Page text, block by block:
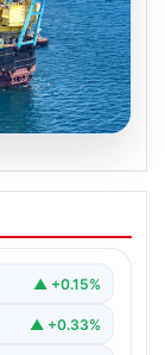
için
▲ +0.15%
▲ +0.33%